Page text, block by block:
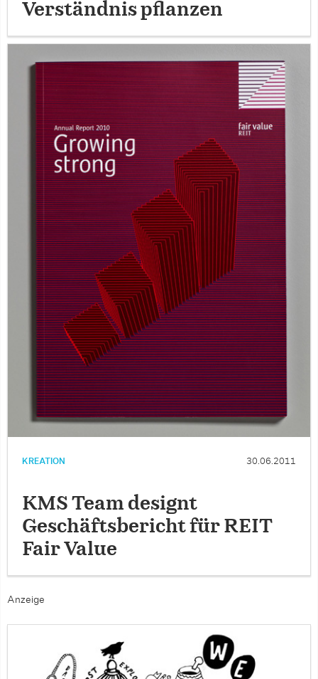
Verständnis pflanzen
KREATION 30.06.2011
KMS Team designt
Geschäftsbericht für REIT
Fair Value
Anzeige